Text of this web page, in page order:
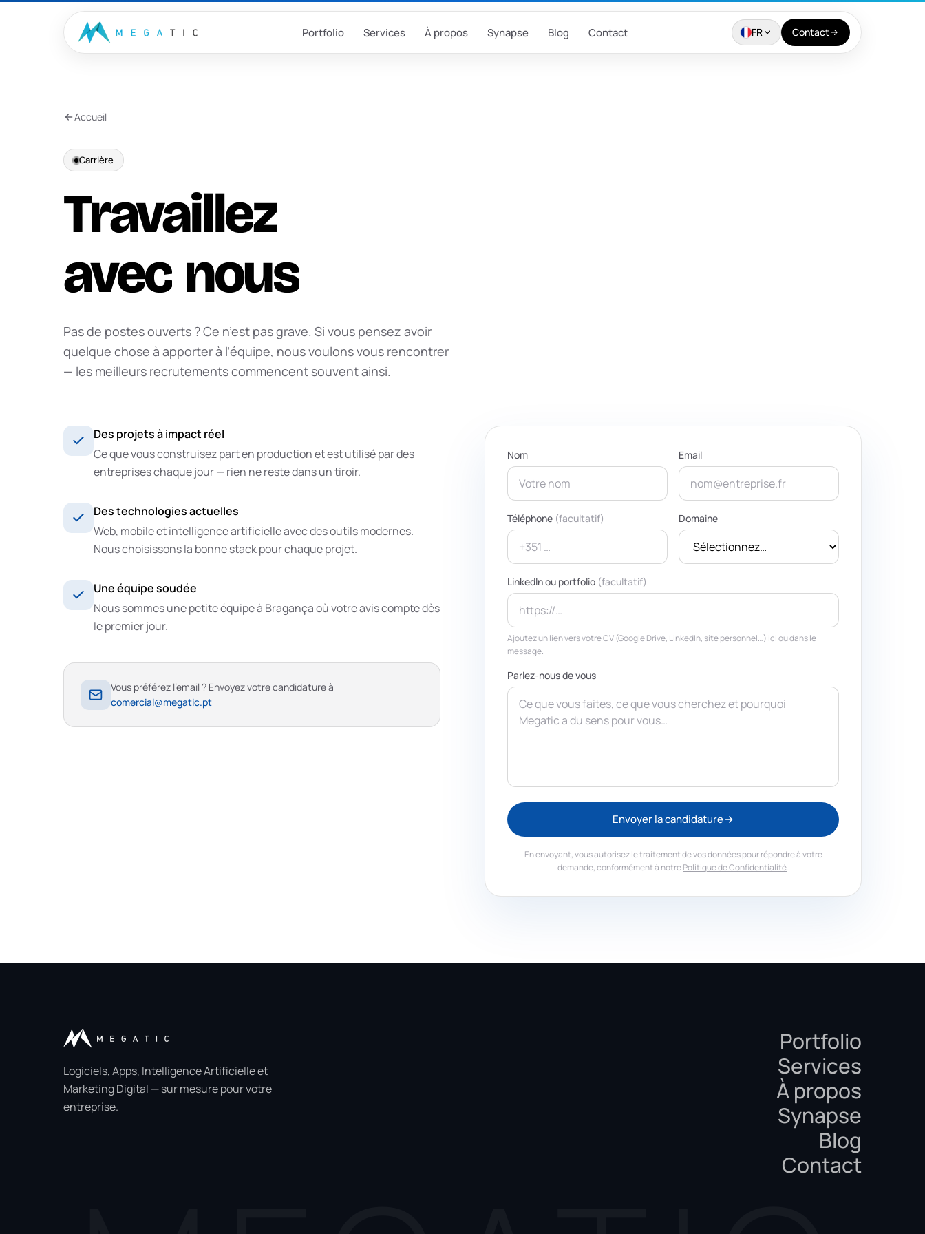
Portfolio Services À propos Synapse Blog Contact FR Contact
Accueil
Carrière
Travaillez
avec nous
Pas de postes ouverts ? Ce n’est pas grave. Si vous pensez avoir
quelque chose à apporter à l’équipe, nous voulons vous rencontrer
— les meilleurs recrutements commencent souvent ainsi.
Des projets à impact réel
Ce que vous construisez part en production et est utilisé par des
entreprises chaque jour — rien ne reste dans un tiroir.
Des technologies actuelles
Web, mobile et intelligence artificielle avec des outils modernes.
Nous choisissons la bonne stack pour chaque projet.
Une équipe soudée
Nous sommes une petite équipe à Bragança où votre avis compte dès
le premier jour.
Vous préférez l’email ? Envoyez votre candidature à
comercial@megatic.pt
Nom Email
Téléphone (facultatif) Domaine
LinkedIn ou portfolio (facultatif)
Ajoutez un lien vers votre CV (Google Drive, LinkedIn, site personnel…) ici ou dans le
message.
Parlez-nous de vous
Envoyer la candidature
En envoyant, vous autorisez le traitement de vos données pour répondre à votre
demande, conformément à notrePolitique de Confidentialité.
Logiciels, Apps, Intelligence Artificielle et
Marketing Digital — sur mesure pour votre
entreprise.
Portfolio
Services
À propos
Synapse
Blog
Contact